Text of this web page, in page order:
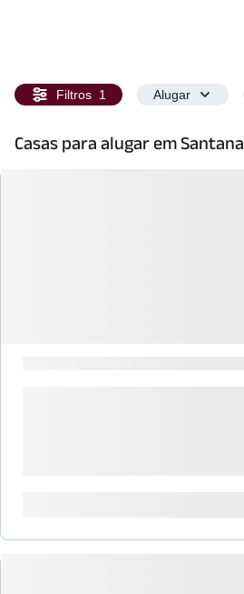
Filtros 1 Alugar
Casas para alugar em Santana